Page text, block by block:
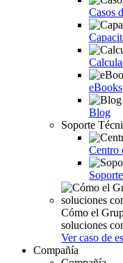
Casos
eBooks
Blog
Soporte
Centro
Cómo el
soluciones
Ver caso de
Compañía